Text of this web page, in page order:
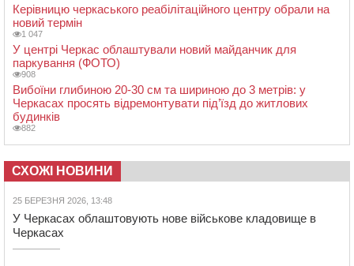
Керівницю черкаського реабілітаційного центру обрали на
новий термін
1 047
У центрі Черкас облаштували новий майданчик для
паркування (ФОТО)
908
Вибоїни глибиною 20-30 см та шириною до 3 метрів: у
Черкасах просять відремонтувати під’їзд до житлових
будинків
882
СХОЖІ НОВИНИ
25 БЕРЕЗНЯ 2026, 13:48
У Черкасах облаштовують нове військове кладовище в
Черкасах